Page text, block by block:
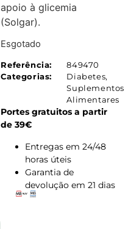
apoio à glicemia
(Solgar).
Esgotado
Referência:
849470
Categorias:
Diabetes,
Suplementos
Alimentares
Portes gratuitos a partir
de 39€
Entregas em 24/48
horas úteis
Garantia de
devolução em 21 dias